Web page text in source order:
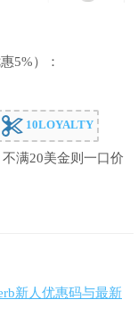
5%）：
10LOYALTY
满20美金则一口价
新人优惠码与最新